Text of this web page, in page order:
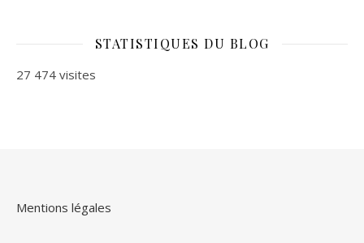
STATISTIQUES DU BLOG
27 474 visites
Mentions légales